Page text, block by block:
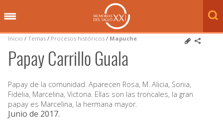
Inicio / Temas / Procesos históricos / Mapuche
Papay Carrillo Guala
Papay de la comunidad. Aparecen Rosa, M. Alicia, Sonia,
Fidelia, Marcelina, Victoria. Ellas son las troncales, la gran
papay es Marcelina, la hermana mayor.
Junio de 2017.